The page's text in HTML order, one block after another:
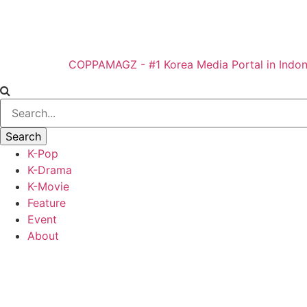
COPPAMAGZ - #1 Korea Media Portal in
K-Pop
K-Drama
K-Movie
Feature
Event
About